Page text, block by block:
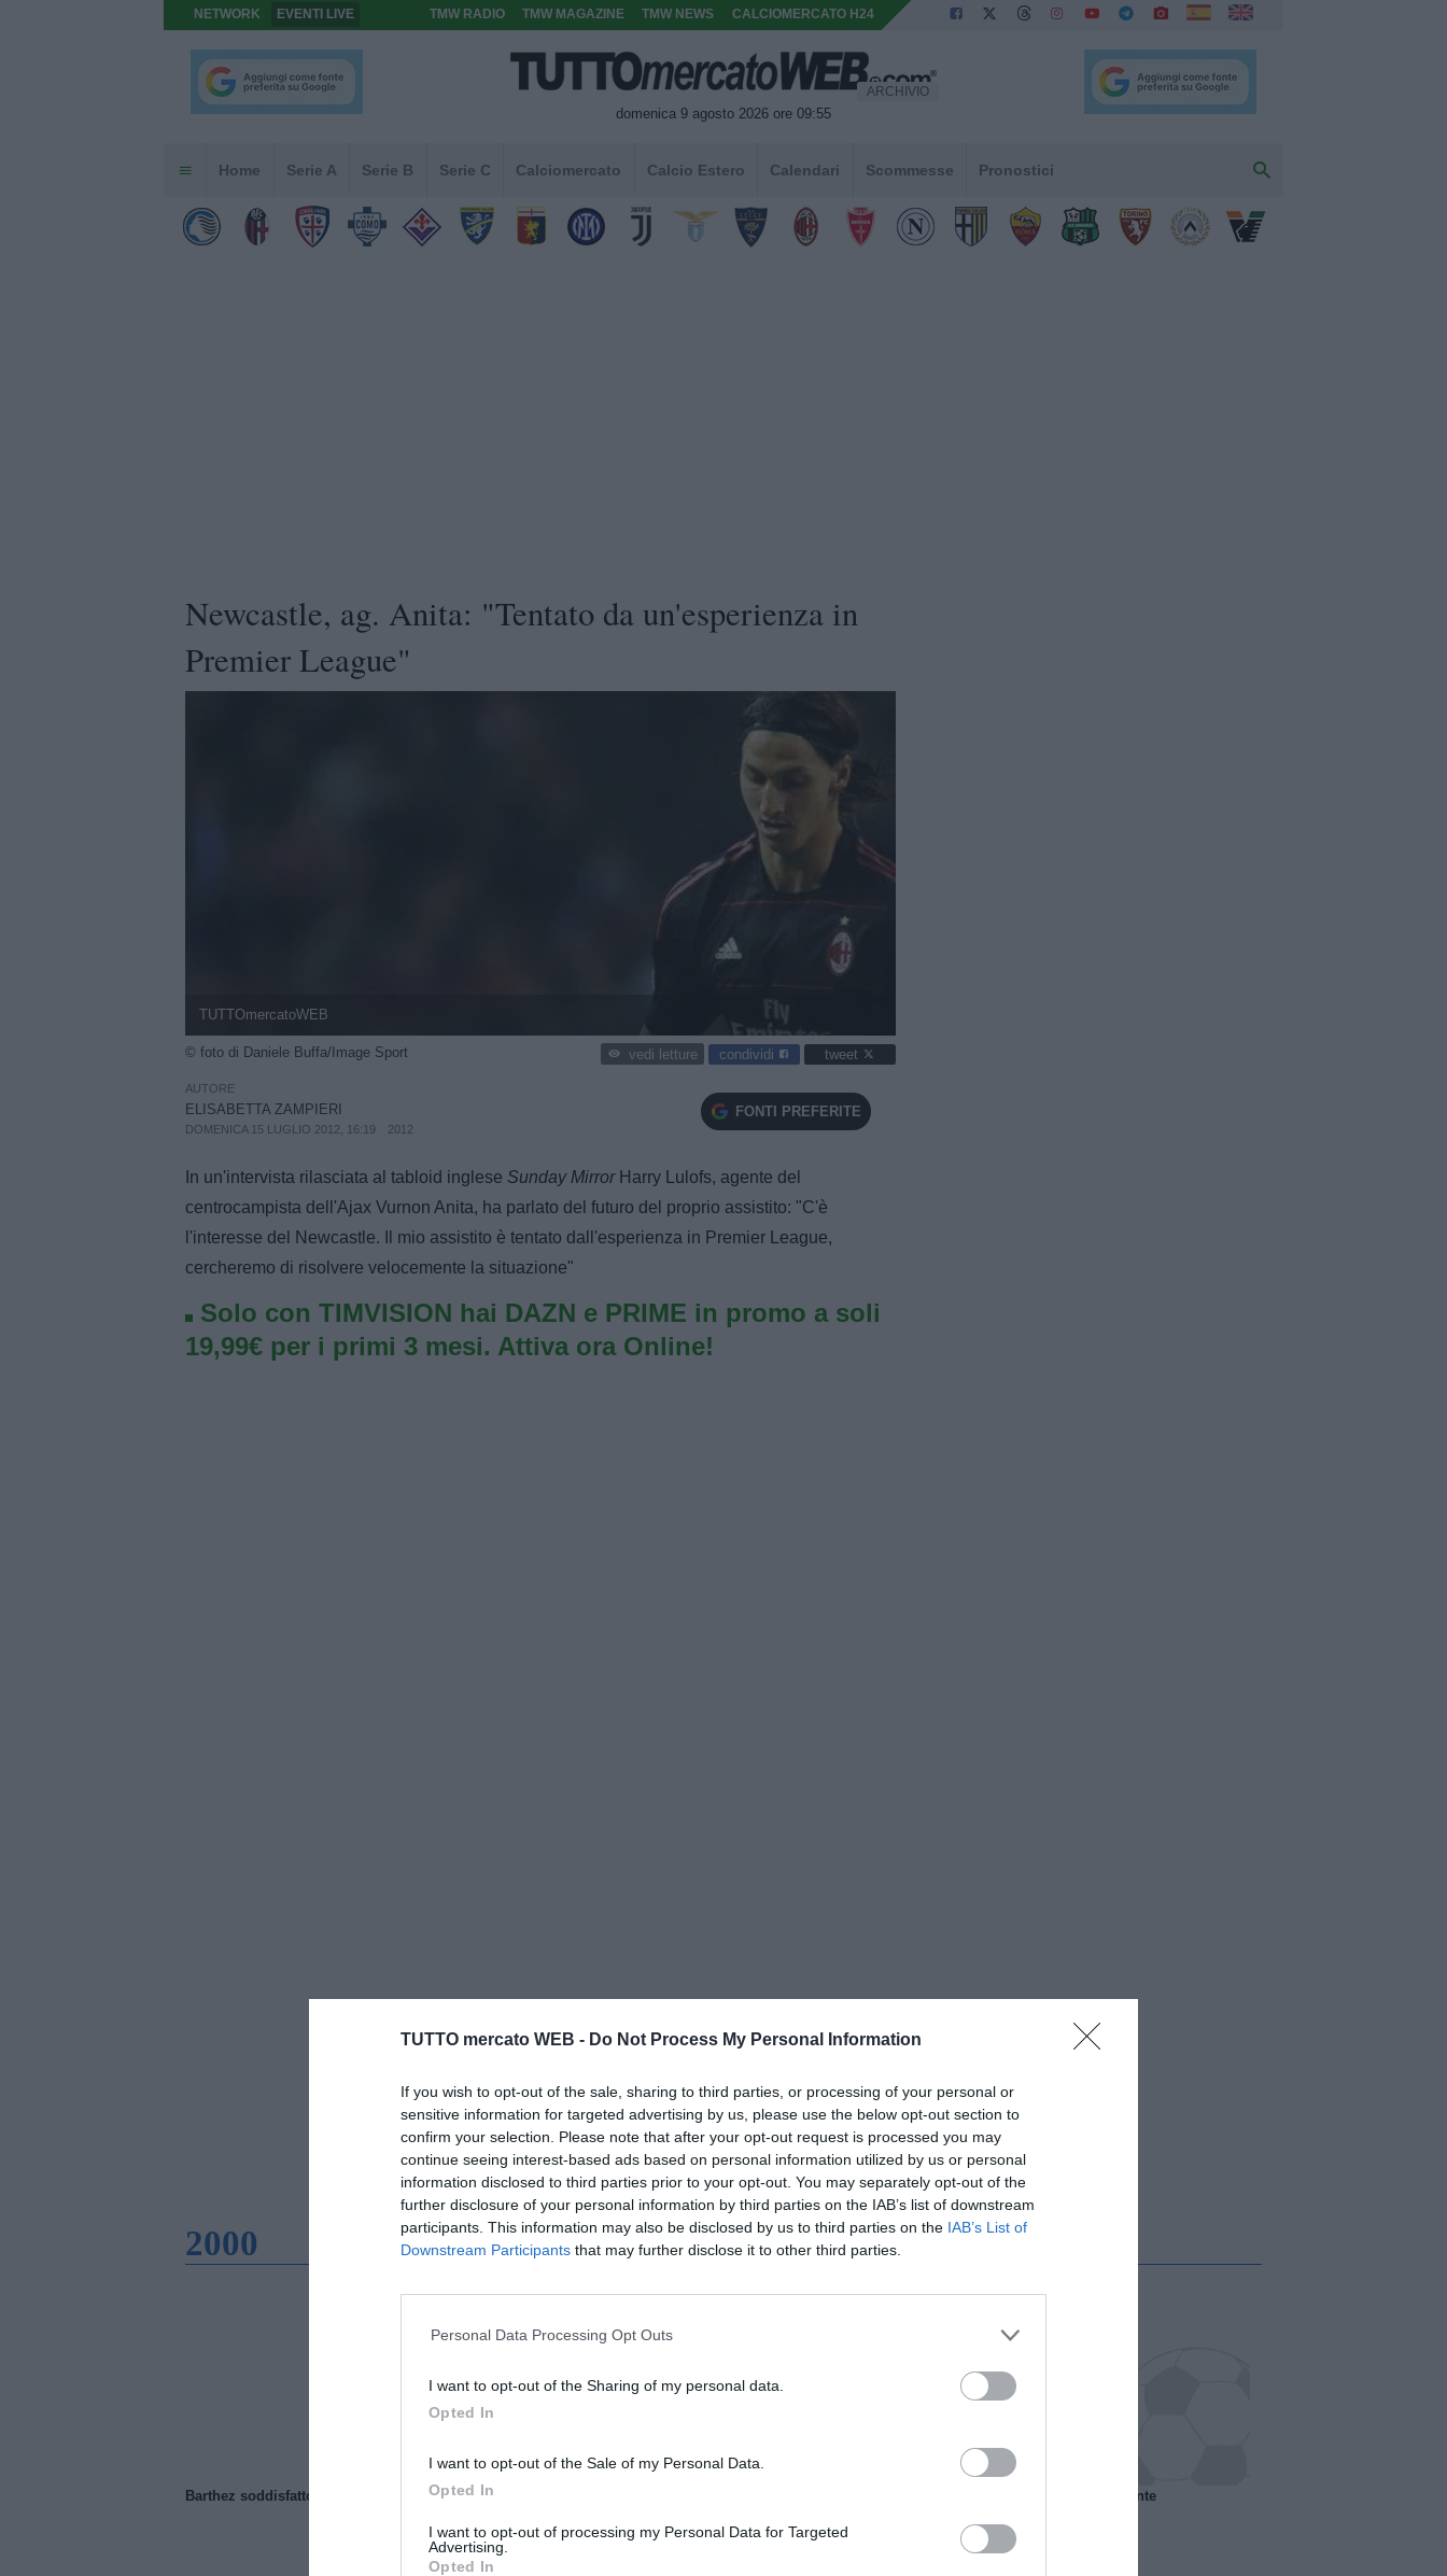
TUTTO mercato WEB - Do Not Process My Personal Information
If you wish to opt-out of the sale, sharing to third parties, or processing of your personal or
sensitive information for targeted advertising by us, please use the below opt-out section to
confirm your selection. Please note that after your opt-out request is processed you may
continue seeing interest-based ads based on personal information utilized by us or personal
information disclosed to third parties prior to your opt-out. You may separately opt-out of the
further disclosure of your personal information by third parties on the IAB’s list of downstream
participants. This information may also be disclosed by us to third parties on the IAB’s List of
Downstream Participants that may further disclose it to other third parties.
Personal Data Processing Opt Outs
I want to opt-out of the Sharing of my personal data.
Opted In
I want to opt-out of the Sale of my Personal Data.
Opted In
I want to opt-out of processing my Personal Data for Targeted
Advertising.
Opted In
NETWORK EVENTI LIVE TMW RADIO TMW MAGAZINE TMW NEWS CALCIOMERCATO H24
domenica 9 agosto 2026 ore 09:55
ARCHIVIO
Home Serie A Serie B Serie C Calciomercato Calcio Estero Calendari Scommesse Pronostici
Newcastle, ag. Anita: "Tentato da un'esperienza in
Premier League"
TUTTOmercatoWEB
© foto di Daniele Buffa/Image Sport vedi letture condividi tweet
AUTORE
ELISABETTA ZAMPIERI
DOMENICA 15 LUGLIO 2012, 16:19 2012
FONTI PREFERITE
In un'intervista rilasciata al tabloid inglese Sunday MirrorHarry Lulofs, agente del
centrocampista dell'Ajax Vurnon Anita, ha parlato del futuro del proprio assistito: "C'è
l'interesse del Newcastle. Il mio assistito è tentato dall'esperienza in Premier League,
cercheremo di risolvere velocemente la situazione"
Solo con TIMVISION hai DAZN e PRIME in promo a soli
19,99€ per i primi 3 mesi. Attiva ora Online!
2000
Barthez soddisfatto del Manchester United Francia, il Marsiglia senza presidente